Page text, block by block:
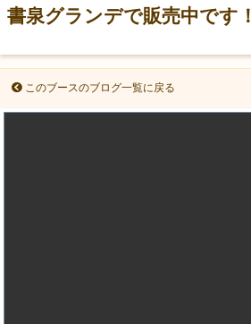
書泉グランデで販売中です！
このブースのブログ一覧に戻る